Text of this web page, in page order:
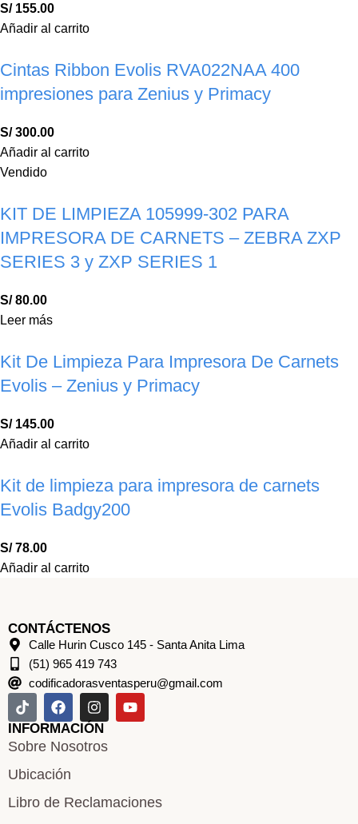
S/155.00
Añadir al carrito
Cintas Ribbon Evolis RVA022NAA 400
impresiones para Zenius y Primacy
S/300.00
Añadir al carrito
Vendido
KIT DE LIMPIEZA 105999-302 PARA
IMPRESORA DE CARNETS – ZEBRA ZXP
SERIES 3 y ZXP SERIES 1
S/80.00
Leer más
Kit De Limpieza Para Impresora De Carnets
Evolis – Zenius y Primacy
S/145.00
Añadir al carrito
Kit de limpieza para impresora de carnets
Evolis Badgy200
S/78.00
Añadir al carrito
CONTÁCTENOS
Calle Hurin Cusco 145 - Santa Anita Lima
(51) 965 419 743
codificadorasventasperu@gmail.com
INFORMACIÓN
Sobre Nosotros
Ubicación
Libro de Reclamaciones